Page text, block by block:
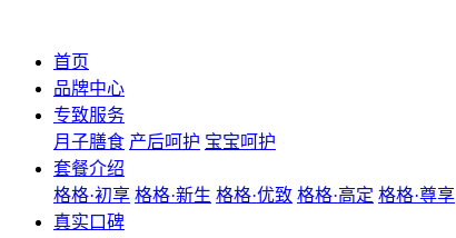
首页
品牌中心
专致服务
月子膳食 产后呵护 宝宝呵护
套餐介绍
格格·初享 格格·新生 格格·优致 格格·高定 格格·尊享
真实口碑